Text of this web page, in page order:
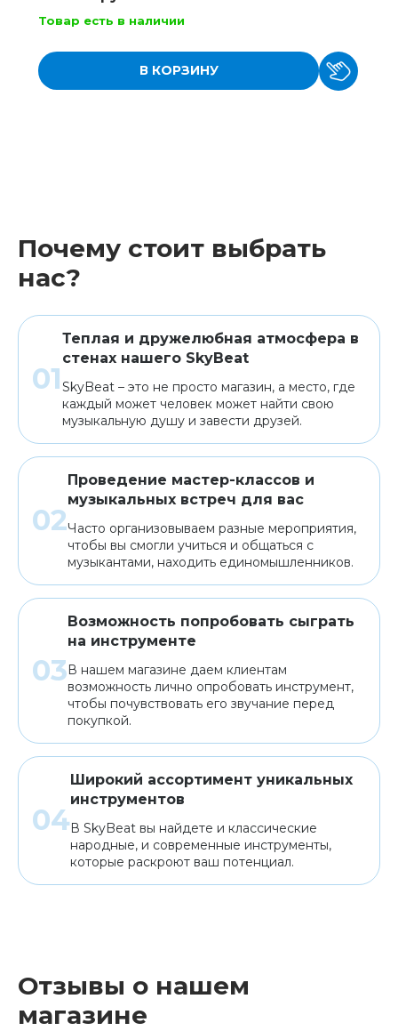
Товар есть в наличии
В КОРЗИНУ
Почему стоит выбрать
нас?
Теплая и дружелюбная атмосфера в
стенах нашего SkyBeat
SkyBeat – это не просто магазин, а место, где
каждый может человек может найти свою
музыкальную душу и завести друзей.
Проведение мастер-классов и
музыкальных встреч для вас
Часто организовываем разные мероприятия,
чтобы вы смогли учиться и общаться с
музыкантами, находить единомышленников.
Возможность попробовать сыграть
на инструменте
В нашем магазине даем клиентам
возможность лично опробовать инструмент,
чтобы почувствовать его звучание перед
покупкой.
Широкий ассортимент уникальных
инструментов
В SkyBeat вы найдете и классические
народные, и современные инструменты,
которые раскроют ваш потенциал.
Отзывы о нашем
магазине